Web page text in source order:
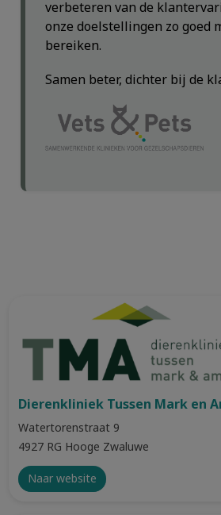
verbeteren van de
onze doelstellingen zo goed
bereiken.
Samen beter, dichter bij de
Dierenkliniek Tussen Mark en
Watertorenstraat 9
​4927 RG Hooge Zwaluwe
Naar website